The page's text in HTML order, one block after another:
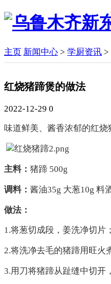
主页 新闻中心 > 学厨资讯 >
红烧猪蹄煲的做法
2022-12-29 0
味道鲜美、酱香浓郁的红烧
主料： 猪蹄 500g
调料： 酱油35g 大葱10g 料
做法：
1.将葱切成段，姜洗净切片；
2.将洗净去毛的猪蹄用旺火
3.用刀将猪蹄从趾缝中切开